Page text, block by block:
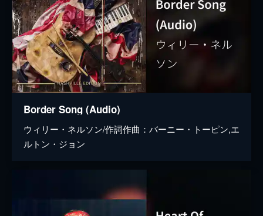
Border Song (Audio)
ウィリー・ネルソン/作詞作曲：バーニー・トーピン,エ
ルトン・ジョン